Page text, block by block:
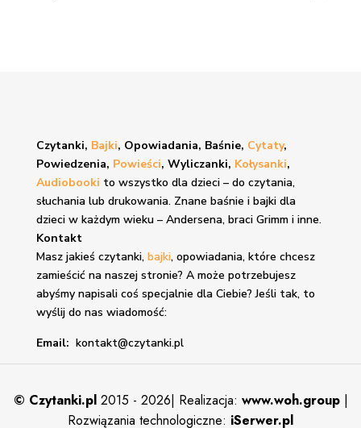
Czytanki, Bajki, Opowiadania, Baśnie, Cytaty,
Powiedzenia, Powieści, Wyliczanki, Kołysanki,
Audiobooki to wszystko dla dzieci – do czytania,
słuchania lub drukowania. Znane baśnie i bajkidla
dzieci w każdym wieku – Andersena, braci Grimm i inne.
Kontakt
Masz jakieś czytanki, bajki, opowiadania, które chcesz
zamieścić na naszej stronie? A może potrzebujesz
abyśmy napisali coś specjalnie dla Ciebie? Jeśli tak, to
wyślij do nas wiadomość:
Email: kontakt@czytanki.pl
© Czytanki.pl 2015 - 2026| Realizacja: www.woh.group |
Rozwiązania technologiczne: iSerwer.pl